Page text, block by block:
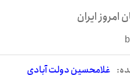
امروز ایران
غلامحسین دولت آبادی